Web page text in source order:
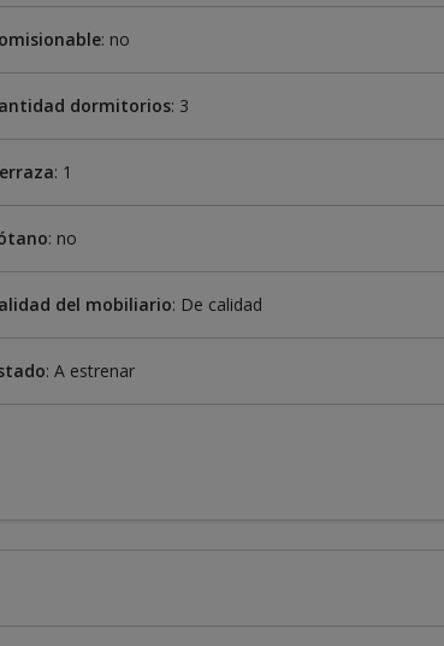
: no
dormitorios: 3
: 1
: no
del mobiliario: De calidad
: A estrenar